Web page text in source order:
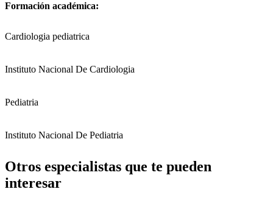
Formación académica:
Cardiologia pediatrica
Instituto Nacional De Cardiologia
Pediatria
Instituto Nacional De Pediatria
Otros especialistas que te pueden
interesar